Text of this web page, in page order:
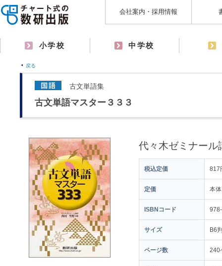
会社案内・採用情報
小学校 中学校
戻る
古文単語集
古文単語マスター３３３
代々木ゼミナー
税込定価 817
定価 本
ISBNコード
サイズ B6
ページ数 240